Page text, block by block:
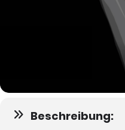
Beschreibung: